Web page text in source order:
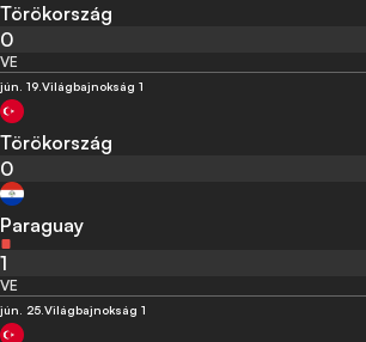
Törökország
0
VE
jún. 19.Világbajnokság 1
Törökország
0
Paraguay
1
VE
jún. 25.Világbajnokság 1